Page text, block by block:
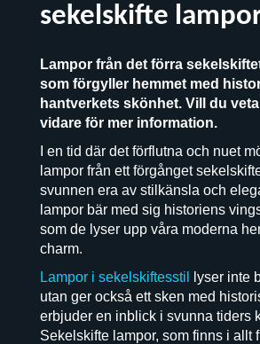
sekelskifte
Lampor från det förra
som förgyller hemmet med
hantverkets skönhet. Vill du
vidare för mer information.
I en tid där det förflutna och nuet
lampor från ett förgånget
svunnen era av stilkänsla och
lampor bär med sig historiens
som de lyser upp våra moderna
charm.
Lampor i sekelskiftesstil
lyser inte
utan ger också ett sken med
erbjuder en inblick i svunna tiders
Sekelskifte lampor, som finns i allt